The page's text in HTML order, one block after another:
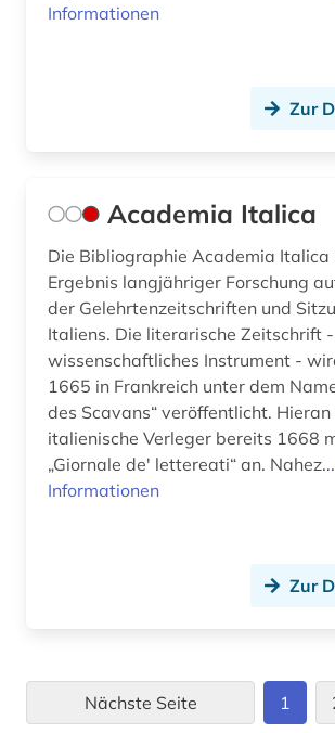
biografie anfänge-1970 (1)
biographien (3)
biographistik (1)
biologie (10)
biomedical (1)
blog (2)
blogportal (1)
bodensee-gebiet (1)
Informationen
Zur
Academia Italica
Die Bibliographie Academia Italica
Ergebnis langjähriger Forschung
der Gelehrtenzeitschriften und
Italiens. Die literarische Zeitschrift
wissenschaftliches Instrument -
1665 in Frankreich unter dem
des Scavans“ veröffentlicht.
italienische Verleger bereits 1668
„Giornale de' lettereati“ an. Nahez...
Informationen
Zur
Nächste Seite 1